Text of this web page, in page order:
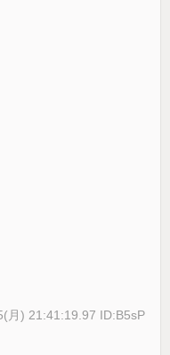
月) 21:41:19.97 ID:B5sP